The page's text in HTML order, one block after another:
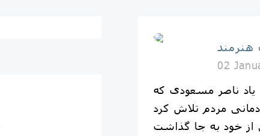
هنرمند
02
یاد ناصر مسعودی که
مردم تلاش کرد